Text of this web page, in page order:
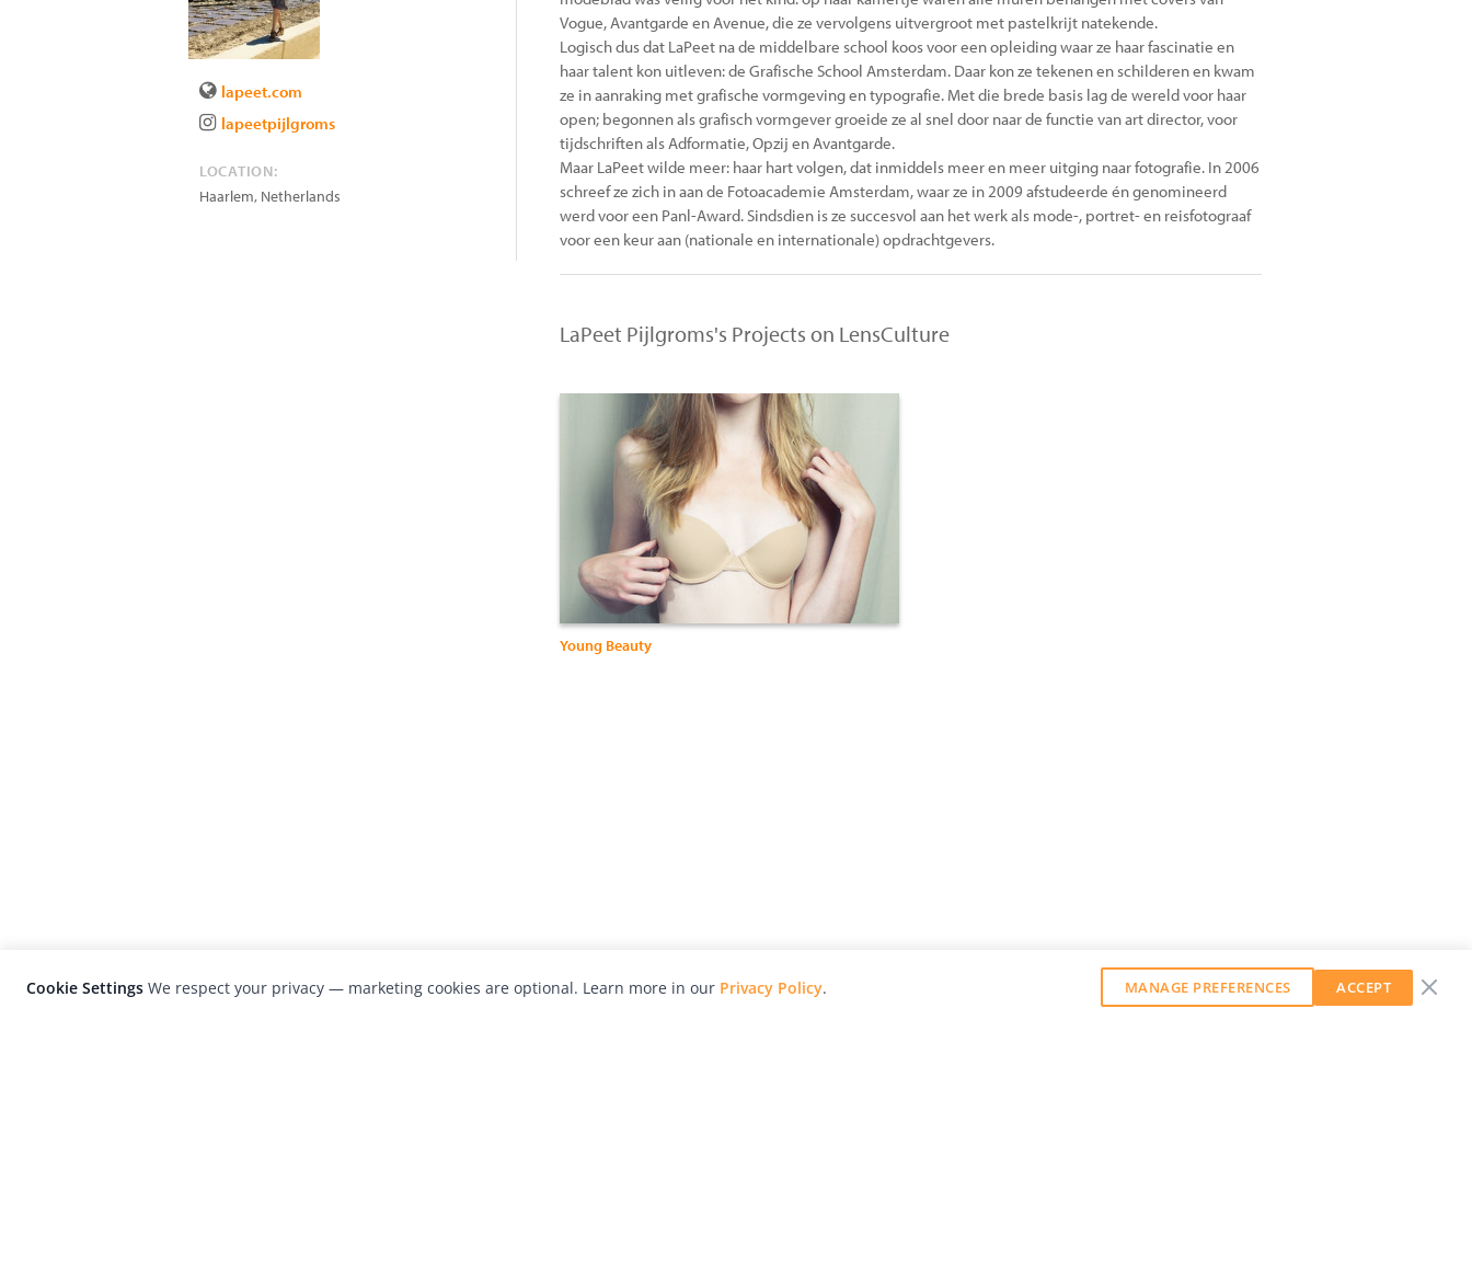
lapeet.com
lapeetpijlgroms
LOCATION:
Haarlem, Netherlands
Vogue, Avantgarde en Avenue, die ze vervolgens uitvergroot met pastelkrijt natekende.
Logisch dus dat LaPeet na de middelbare school koos voor een opleiding waar ze haar fascinatie en
haar talent kon uitleven: de Grafische School Amsterdam. Daar kon ze tekenen en schilderen en kwam
ze in aanraking met grafische vormgeving en typografie. Met die brede basis lag de wereld voor haar
open; begonnen als grafisch vormgever groeide ze al snel door naar de functie van art director, voor
tijdschriften als Adformatie, Opzij en Avantgarde.
Maar LaPeet wilde meer: haar hart volgen, dat inmiddels meer en meer uitging naar fotografie. In 2006
schreef ze zich in aan de Fotoacademie Amsterdam, waar ze in 2009 afstudeerde én genomineerd
werd voor een Panl-Award. Sindsdien is ze succesvol aan het werk als mode-, portret- en reisfotograaf
voor een keur aan (nationale en internationale) opdrachtgevers.
LaPeet Pijlgroms's Projects on LensCulture
Young Beauty
Cookie Settings We respect your privacy — marketing cookies are optional. Learn more in our Privacy Policy. MANAGE PREFERENCES ACCEPT